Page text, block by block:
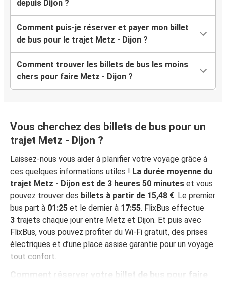
depuis Dijon ?
Comment puis-je réserver et payer mon billet
de bus pour le trajet Metz - Dijon ?
Comment trouver les billets de bus les moins
chers pour faire Metz - Dijon ?
Vous cherchez des billets de bus pour un
trajet Metz - Dijon ?
Laissez-nous vous aider à planifier votre voyage grâce à
ces quelques informations utiles ! La durée moyenne du
trajet Metz - Dijon est de 3 heures 50 minutes et vous
pouvez trouver des billets à partir de 15,48 €. Le premier
bus part à 01:25 et le dernier à 17:55. FlixBus effectue
3 trajets chaque jour entre Metz et Dijon. Et puis avec
FlixBus, vous pouvez profiter du Wi-Fi gratuit, des prises
électriques et d’une place assise garantie pour un voyage
tout confort.
Comment réserver votre billet de bus pour faire